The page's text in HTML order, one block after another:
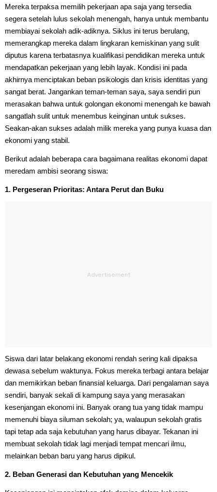
Mereka terpaksa memilih pekerjaan apa saja yang tersedia
segera setelah lulus sekolah menengah, hanya untuk membantu
membiayai sekolah adik-adiknya. Siklus ini terus berulang,
memerangkap mereka dalam lingkaran kemiskinan yang sulit
diputus karena terbatasnya kualifikasi pendidikan mereka untuk
mendapatkan pekerjaan yang lebih layak. Kondisi ini pada
akhirnya menciptakan beban psikologis dan krisis identitas yang
sangat berat. Jangankan teman-teman saya, saya sendiri pun
merasakan bahwa untuk golongan ekonomi menengah ke bawah
sangatlah sulit untuk menembus keinginan untuk sukses.
Seakan-akan sukses adalah milik mereka yang punya kuasa dan
ekonomi yang stabil.
Berikut adalah beberapa cara bagaimana realitas ekonomi dapat
meredam ambisi seorang siswa:
1. Pergeseran Prioritas: Antara Perut dan Buku
Siswa dari latar belakang ekonomi rendah sering kali dipaksa
dewasa sebelum waktunya. Fokus mereka terbagi antara belajar
dan memikirkan beban finansial keluarga. Dari pengalaman saya
sendiri, banyak sekali di kampung saya yang merasakan
kesenjangan ekonomi ini. Banyak orang tua yang tidak mampu
memenuhi biaya siluman sekolah; ya, walaupun sekolah gratis
tapi tetap ada saja kebutuhan yang harus dibayar. Tekanan ini
membuat sekolah tidak lagi menjadi tempat mencari ilmu,
melainkan beban baru yang harus dipikul.
2. Beban Generasi dan Kebutuhan yang Mencekik